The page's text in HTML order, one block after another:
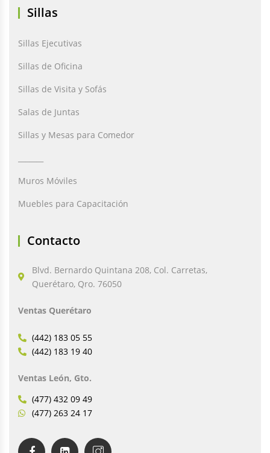
Sillas
Sillas Ejecutivas
Sillas de Oficina
Sillas de Visita y Sofás
Salas de Juntas
Sillas y Mesas para Comedor
Muros Móviles
Muebles para Capacitación
Contacto
Blvd. Bernardo Quintana 208, Col. Carretas,
Querétaro, Qro. 76050
Ventas Querétaro
(442) 183 05 55
(442) 183 19 40
Ventas León, Gto.
(477) 432 09 49
(477) 263 24 17